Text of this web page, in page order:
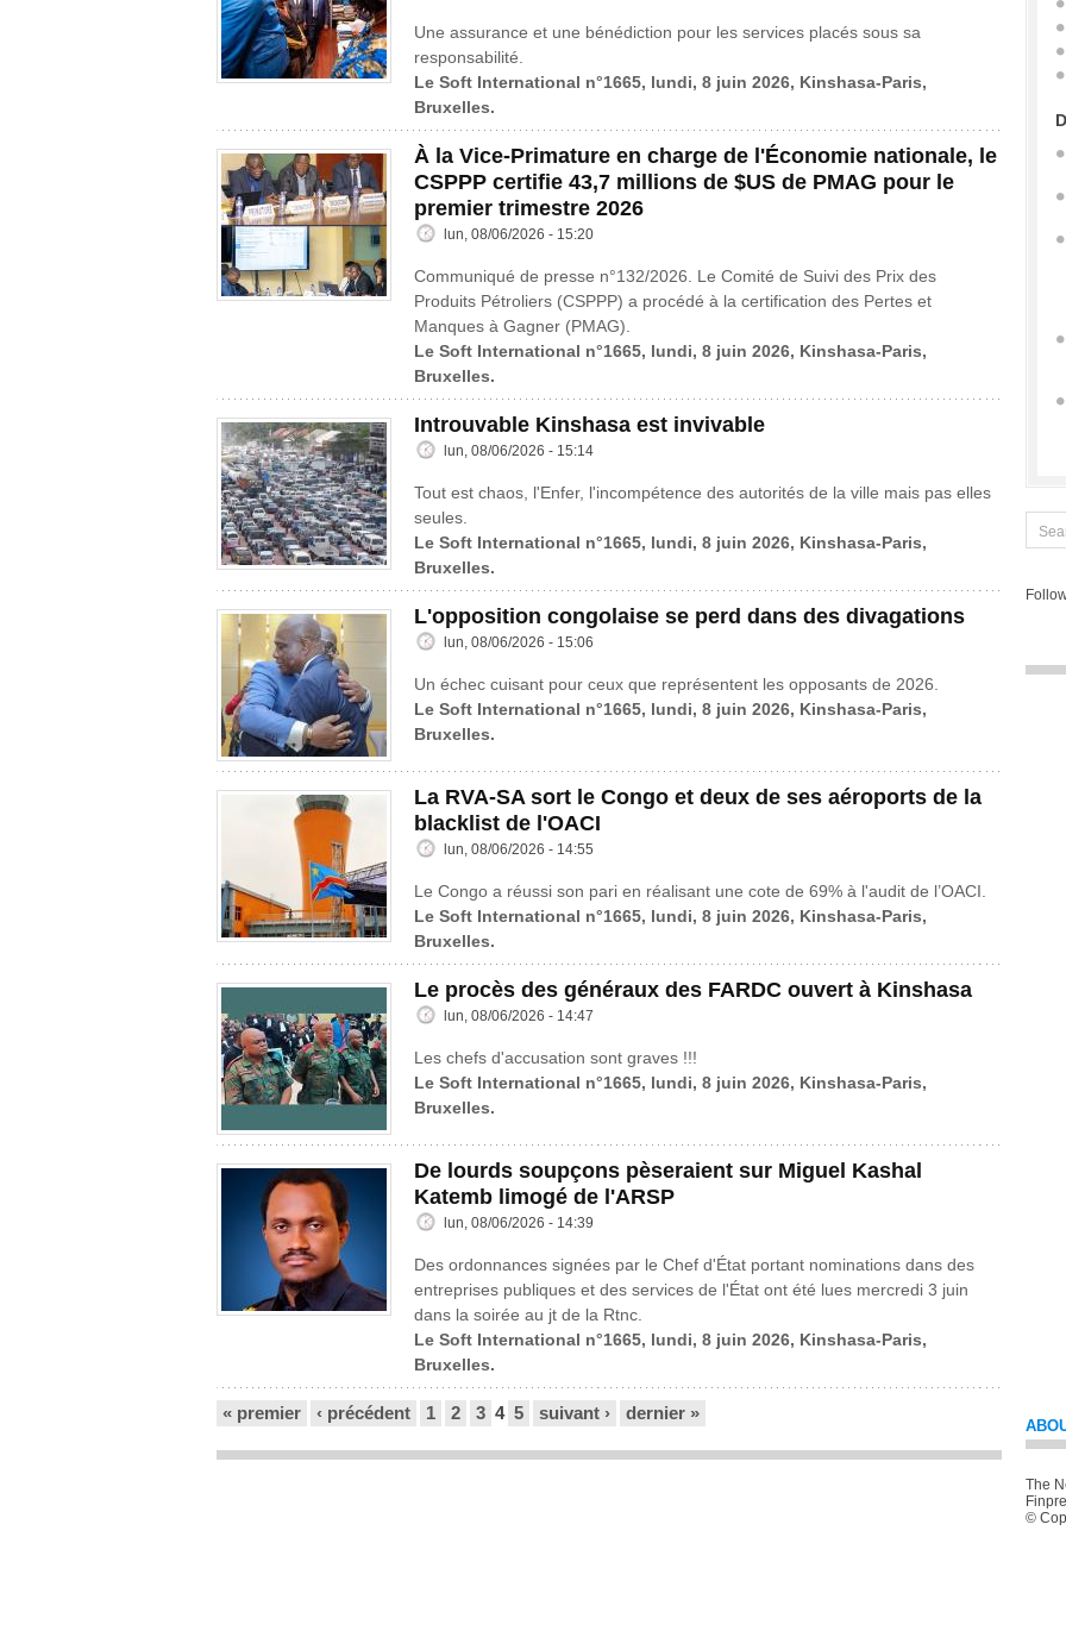
Une assurance et une bénédiction pour les services placés sous sa
responsabilité.
Le Soft International n°1665, lundi, 8 juin 2026, Kinshasa-Paris,
Bruxelles.
À la Vice-Primature en charge de l'Économie nationale, le
CSPPP certifie 43,7 millions de $US de PMAG pour le
premier trimestre 2026
lun, 08/06/2026 - 15:20
Communiqué de presse n°132/2026. Le Comité de Suivi des Prix des
Produits Pétroliers (CSPPP) a procédé à la certification des Pertes et
Manques à Gagner (PMAG).
Le Soft International n°1665, lundi, 8 juin 2026, Kinshasa-Paris,
Bruxelles.
Introuvable Kinshasa est invivable
lun, 08/06/2026 - 15:14
Tout est chaos, l'Enfer, l'incompétence des autorités de la ville mais pas elles
seules.
Le Soft International n°1665, lundi, 8 juin 2026, Kinshasa-Paris,
Bruxelles.
L'opposition congolaise se perd dans des divagations
lun, 08/06/2026 - 15:06
Un échec cuisant pour ceux que représentent les opposants de 2026.
Le Soft International n°1665, lundi, 8 juin 2026, Kinshasa-Paris,
Bruxelles.
La RVA-SA sort le Congo et deux de ses aéroports de la
blacklist de l'OACI
lun, 08/06/2026 - 14:55
Le Congo a réussi son pari en réalisant une cote de 69% à l'audit de l’OACI.
Le Soft International n°1665, lundi, 8 juin 2026, Kinshasa-Paris,
Bruxelles.
Le procès des généraux des FARDC ouvert à Kinshasa
lun, 08/06/2026 - 14:47
Les chefs d'accusation sont graves !!!
Le Soft International n°1665, lundi, 8 juin 2026, Kinshasa-Paris,
Bruxelles.
De lourds soupçons pèseraient sur Miguel Kashal
Katemb limogé de l'ARSP
lun, 08/06/2026 - 14:39
Des ordonnances signées par le Chef d'État portant nominations dans des
entreprises publiques et des services de l'État ont été lues mercredi 3 juin
dans la soirée au jt de la Rtnc.
Le Soft International n°1665, lundi, 8 juin 2026, Kinshasa-Paris,
Bruxelles.
« premier ‹ précédent 1 2 3 4 5 suivant › dernier »
The
©